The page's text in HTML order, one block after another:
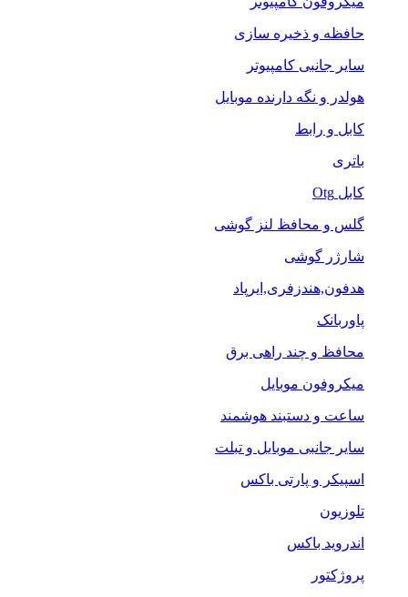
حافظه و ذخیره سازی
سایر جانبی کامپیوتر
هولدر و نگه دارنده موبایل
کابل و رابط
باتری
کابل Otg
گلس و محافظ لنز گوشی
شارژر گوشی
هدفون,هندزفری,ایرپاد
پاوربانک
محافظ و چند راهی برق
میکروفون موبایل
ساعت و دستبند هوشمند
سایر جانبی موبایل و تبلت
اسپیکر و پارتی باکس
تلوزیون
اندروید باکس
پروژکتور